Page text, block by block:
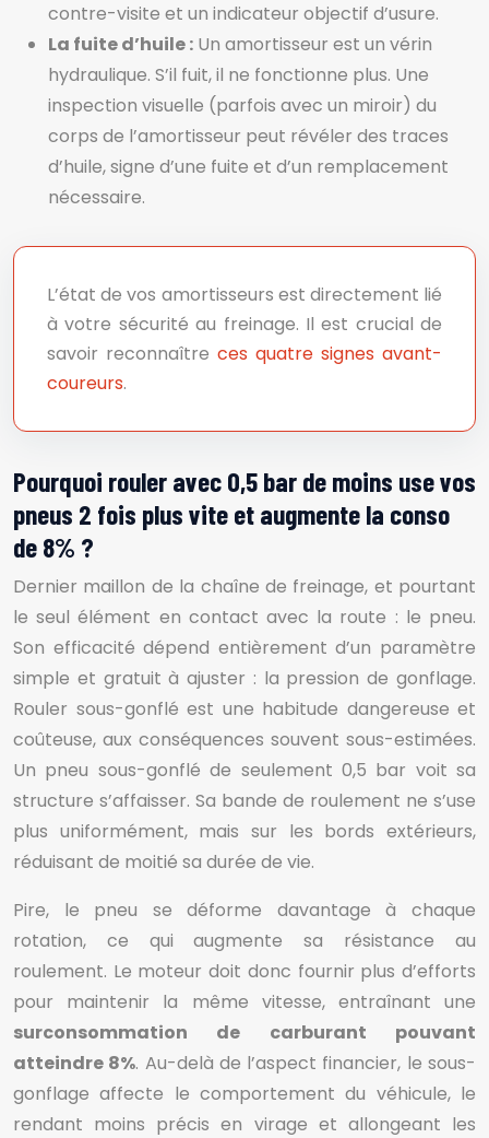
contre-visite et un indicateur objectif d’usure.
La fuite d’huile : Un amortisseur est un vérin
hydraulique. S’il fuit, il ne fonctionne plus. Une
inspection visuelle (parfois avec un miroir) du
corps de l’amortisseur peut révéler des traces
d’huile, signe d’une fuite et d’un remplacement
nécessaire.
L’état de vos amortisseurs est directement lié
à votre sécurité au freinage. Il est crucial de
savoir reconnaître ces quatre signes avant-
coureurs.
Pourquoi rouler avec 0,5 bar de moins use vos
pneus 2 fois plus vite et augmente la conso
de 8% ?
Dernier maillon de la chaîne de freinage, et pourtant
le seul élément en contact avec la route : le pneu.
Son efficacité dépend entièrement d’un paramètre
simple et gratuit à ajuster : la pression de gonflage.
Rouler sous-gonflé est une habitude dangereuse et
coûteuse, aux conséquences souvent sous-estimées.
Un pneu sous-gonflé de seulement 0,5 bar voit sa
structure s’affaisser. Sa bande de roulement ne s’use
plus uniformément, mais sur les bords extérieurs,
réduisant de moitié sa durée de vie.
Pire, le pneu se déforme davantage à chaque
rotation, ce qui augmente sa résistance au
roulement. Le moteur doit donc fournir plus d’efforts
pour maintenir la même vitesse, entraînant une
surconsommation de carburant pouvant
atteindre 8%. Au-delà de l’aspect financier, le sous-
gonflage affecte le comportement du véhicule, le
rendant moins précis en virage et allongeant les